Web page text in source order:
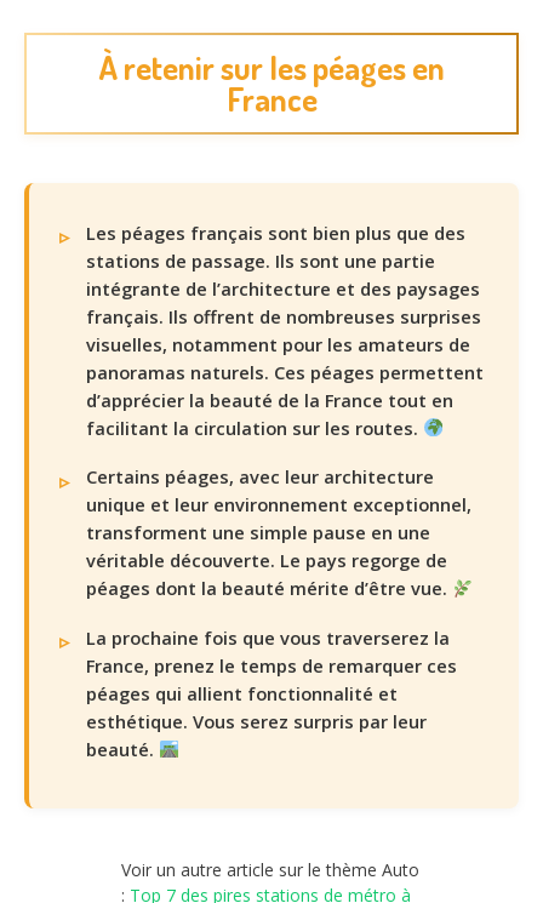
À retenir sur les péages en
France
Les péages français sont bien plus que des
stations de passage. Ils sont une partie
intégrante de l’architecture et des paysages
français. Ils offrent de nombreuses surprises
visuelles, notamment pour les amateurs de
panoramas naturels. Ces péages permettent
d’apprécier la beauté de la France tout en
facilitant la circulation sur les routes.
Certains péages, avec leur architecture
unique et leur environnement exceptionnel,
transforment une simple pause en une
véritable découverte. Le pays regorge de
péages dont la beauté mérite d’être vue.
La prochaine fois que vous traverserez la
France, prenez le temps de remarquer ces
péages qui allient fonctionnalité et
esthétique. Vous serez surpris par leur
beauté.
Voir un autre article sur le thème Auto
: Top 7 des pires stations de métro à